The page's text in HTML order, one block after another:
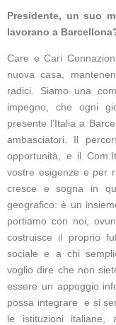
Presidente, un suo
lavorano a
Care e Cari
nuova casa,
radici. Siamo una
impegno, che ogni
presente l’Italia a
ambasciatori. Il
opportunità, e il
vostre esigenze e per
cresce e sogna in
geografico: è un
portiamo con noi,
costruisce il proprio
sociale e a chi
voglio dire che non
essere un appoggio
possa integrare e si
le istituzioni italiane,